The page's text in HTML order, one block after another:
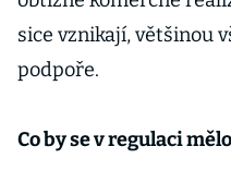
sice vznikají, většinou
podpoře.
Co by se v regulaci